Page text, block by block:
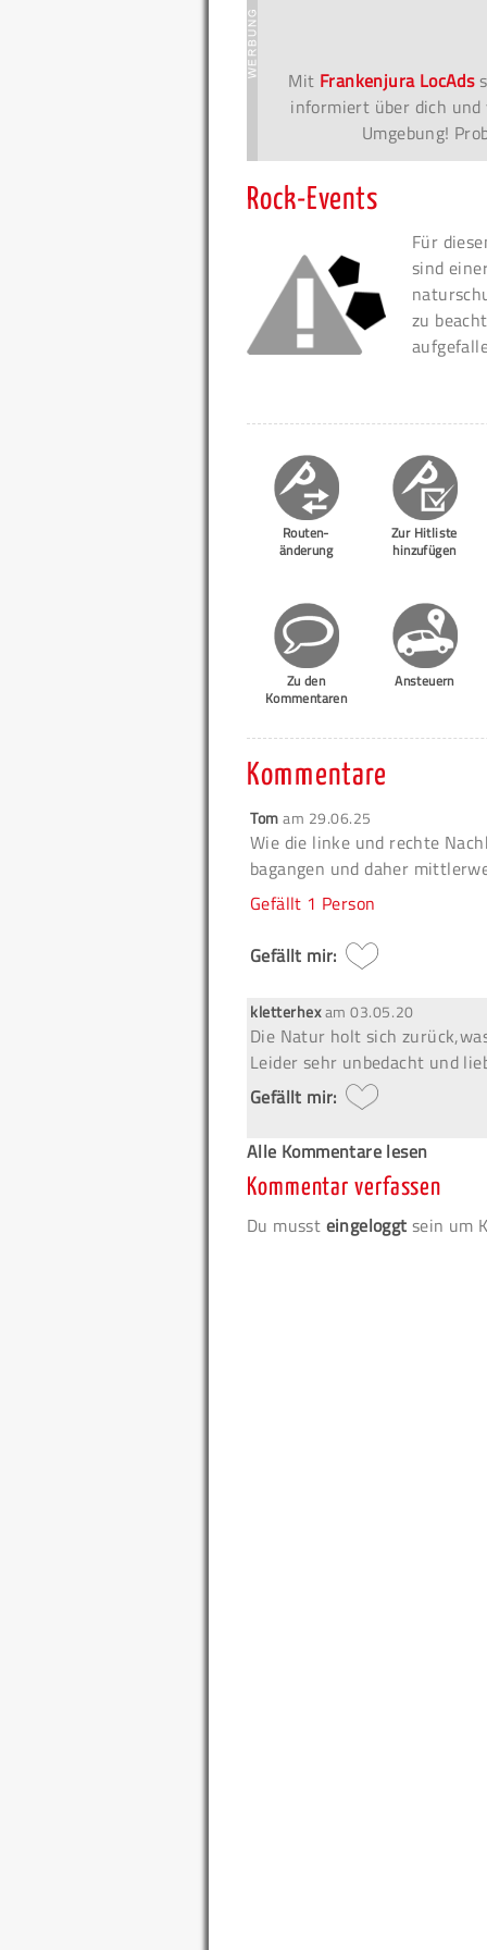
Mit Frankenjura LocAds
informiert über dich
Umgebung!
Rock-Events
Für
sind
zu
Routen-
änderung
Zur Hitliste
hinzufügen
Zu den
Kommentaren
Ansteuern
Kommentare
Tomam 29.06.25
Wie die linke und rechte
bagangen und daher
Gefällt 1 Person
Gefällt mir:
kletterhexam03.05.20
Die Natur holt sich
Leider sehr unbedacht und
Gefällt mir:
Alle Kommentare lesen
Kommentar verfassen
Du musst eingeloggt sein um